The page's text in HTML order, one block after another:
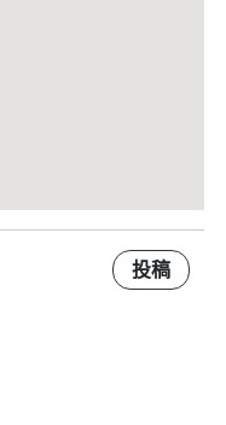
投稿